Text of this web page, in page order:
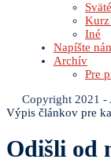
Kurz
Iné
Napíšte
Archív
Pre
Copyright 2021 -
Výpis článkov pre
Odišli od